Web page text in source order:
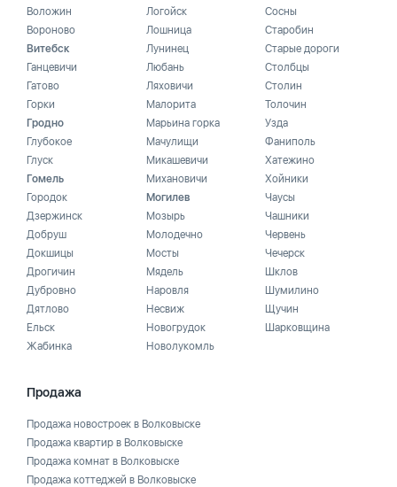
Воложин
Вороново
Витебск
Ганцевичи
Гатово
Горки
Гродно
Глубокое
Глуск
Гомель
Городок
Дзержинск
Добруш
Докшицы
Дрогичин
Дубровно
Дятлово
Ельск
Жабинка
Логойск
Лошница
Лунинец
Любань
Ляховичи
Малорита
Марьина горка
Мачулищи
Микашевичи
Михановичи
Могилев
Мозырь
Молодечно
Мосты
Мядель
Наровля
Несвиж
Новогрудок
Новолукомль
Сосны
Старобин
Старые дороги
Столбцы
Столин
Толочин
Узда
Фаниполь
Хатежино
Хойники
Чаусы
Чашники
Червень
Чечерск
Шклов
Шумилино
Щучин
Шарковщина
Продажа
Продажа новостроек в Волковыске
Продажа квартир в Волковыске
Продажа комнат в Волковыске
Продажа коттеджей в Волковыске